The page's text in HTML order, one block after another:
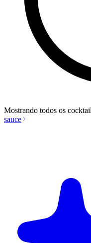
Mostrando todos os
sauce